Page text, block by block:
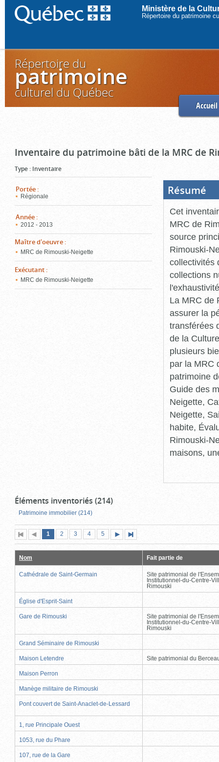
Ministère de la
Répertoire du patrimoine
Répertoire du
patrimoine
culturel du Québec
Accueil
Inventaire du patrimoine bâti de la MRC de
Type : Inventaire
Portée :
Régionale
Année :
2012 - 2013
Maître d'oeuvre :
MRC de Rimouski-Neigette
Exécutant :
MRC de Rimouski-Neigette
Résumé
Cet
MRC de
source
Rimouski-
collectivités
collections
La MRC de
assurer la
transférées
de la
plusieurs
par la MRC
patrimoine
Guide des
Neigette,
Neigette,
habite,
Rimouski-
maisons,
Éléments inventoriés (214)
Patrimoine immobilier (214)
Première
page
Page
précédente
Page
1 (page
actuelle)
Page
2 Page
3 Page
4 Page
5
suivante
page
Nom Fait partie de
Cathédrale de Saint-Germain
Site patrimonial de
Institutionnel-du-Centre-
Rimouski
Église d'Esprit-Saint
Gare de Rimouski
Site patrimonial de
Institutionnel-du-Centre-
Rimouski
Grand Séminaire de Rimouski
Maison Letendre Site patrimonial du
Maison Perron
Manège militaire de Rimouski
Pont couvert de Saint-Anaclet-de-Lessard
1, rue Principale Ouest
1053, rue du Phare
107, rue de la Gare